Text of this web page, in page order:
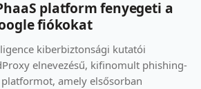
platform fenyegeti a
fiókokat
kiberbiztonsági kutatói
elnevezésű, kifinomult phishing-
platformot, amely elsősorban